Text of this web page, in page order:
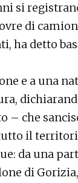
si
di
ha detto
e a una
– che
il
da una
di